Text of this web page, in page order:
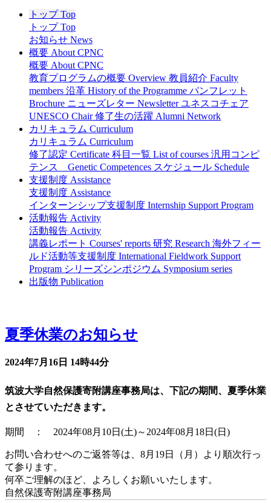
トップ Top
トップ Top
お知らせ News
概要 About CPNC
概要 About CPNC
教育プログラムの概要 Overview 教員紹介 Faculty
members 沿革 History of the Programme パンフレット
Brochure ニューズレター Newsletterユネスコチェア
UNESCO Chair修了生の活躍 Alumni Network
カリキュラム Curriculum
カリキュラム Curriculum
修了認定 Certificate 科目一覧 List of courses 汎用コンピ
テンス Genetic Competences スケジュール Schedule
支援制度 Assistance
支援制度 Assistance
インターンシップ支援制度 Internship Support Program
活動報告 Activity
活動報告 Activity
講義レポート Courses' reports 研究 Research 海外フィー
ルド活動等支援制度 International Fieldwork Support
Program シリーズシンポジウム Symposium series
出版物 Publication
夏季休業のお知らせ
2024年7月16日 14時44分
筑波大学自然保護寄附講座事務局は、下記の期間、夏季休業
とさせていただきます。
期間 ： 2024年08月10日(土)～2024年08月18日(日)
お問い合わせへのご返答等は、8月19日（月）より順次行っ
て参ります。
何卒ご理解のほど、よろしくお願いいたします。
自然保護寄附講座事務局